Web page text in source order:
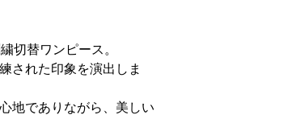
切替ワンピース。
された印象を演出しま
地でありながら、美しい